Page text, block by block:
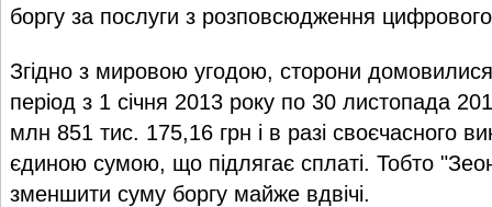
боргу за послуги з розповсюдження
Згідно з мировою угодою, сторони
період з 1 січня 2013 року по 30 листопада
млн 851 тис. 175,16 грн і в разі своєчасного
єдиною сумою, що підлягає сплаті. Тобто
зменшити суму боргу майже вдвічі.